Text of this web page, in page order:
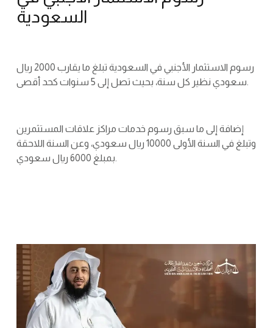
السعودية
رسوم الاستثمار الأجنبي في السعودية تبلغ ما يقارب 2000 ريال
سعودي نظير كل سنة، بحيث تصل إلى 5 سنوات كحد أقصى.
إضافة إلى ما سبق رسوم خدمات مراكز علاقات المستثمرين
وتبلغ في السنة الأولى 10000 ريال سعودي، وعن السنة اللاحقة
بمبلغ 6000 ريال سعودي.